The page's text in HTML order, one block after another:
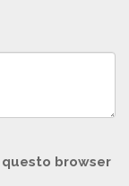
browser